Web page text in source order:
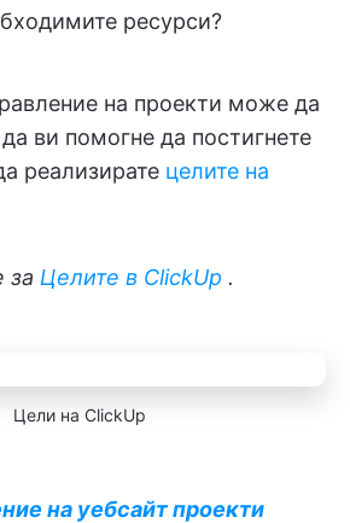
ресурси?
на проекти може да
ви помогне да постигнете
реализирате целите на
за Целите в ClickUp .
Цели на ClickUp
на уебсайт проекти